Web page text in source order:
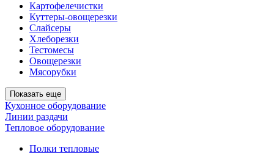
Картофелечистки
Куттеры-овощерезки
Слайсеры
Хлеборезки
Тестомесы
Овощерезки
Мясорубки
Показать еще
Кухонное оборудование
Линии раздачи
Тепловое оборудование
Полки тепловые